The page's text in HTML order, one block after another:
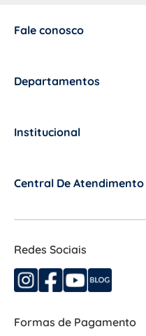
Fale conosco
Departamentos
Institucional
Central De Atendimento
Redes Sociais
Formas de Pagamento